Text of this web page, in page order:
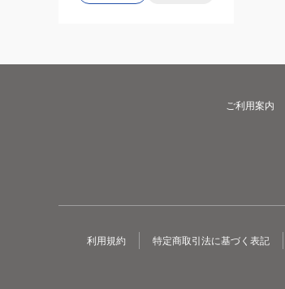
ご利用案内
利用規約 特定商取引法に基づく表記